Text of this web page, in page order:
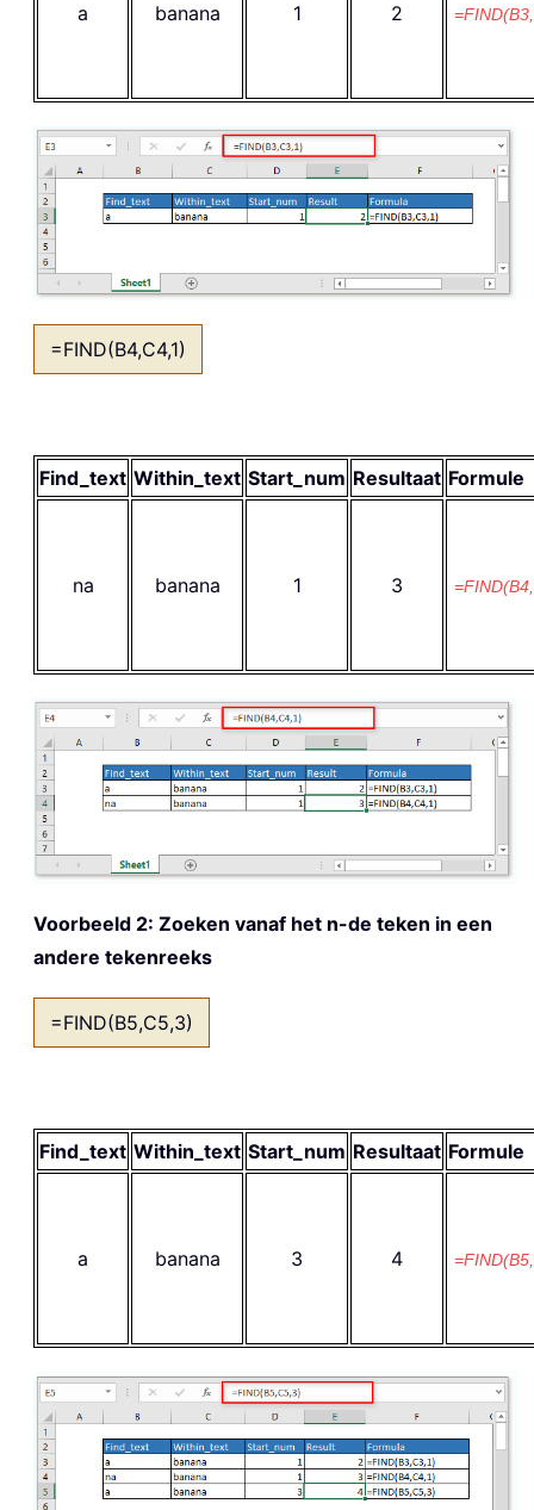
a banana 1 2
=FIND(B4,C4,1)
Find_text Within_text Start_num Resultaat Formule
na banana 1 3
Voorbeeld 2: Zoeken vanaf het n-de teken in een
andere tekenreeks
=FIND(B5,C5,3)
Find_text Within_text Start_num Resultaat Formule
a banana 3 4